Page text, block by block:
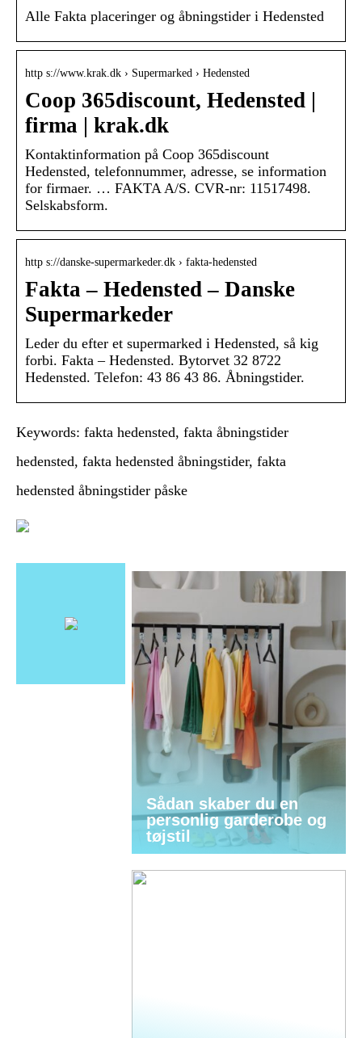
Alle Fakta placeringer og åbningstider i Hedensted
http s://www.krak.dk › Supermarked › Hedensted
Coop 365discount, Hedensted |
firma | krak.dk
Kontaktinformation på Coop 365discount
Hedensted, telefonnummer, adresse, se information
for firmaer. … FAKTA A/S. CVR-nr: 11517498.
Selskabsform.
http s://danske-supermarkeder.dk › fakta-hedensted
Fakta – Hedensted – Danske
Supermarkeder
Leder du efter et supermarked i Hedensted, så kig
forbi. Fakta – Hedensted. Bytorvet 32 8722
Hedensted. Telefon: 43 86 43 86. Åbningstider.
Keywords: fakta hedensted, fakta åbningstider
hedensted, fakta hedensted åbningstider, fakta
hedensted åbningstider påske
Sådan skaber du en
personlig garderobe og
tøjstil